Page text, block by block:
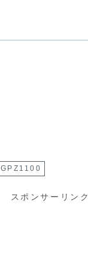
GPZ1100
スポンサーリンク